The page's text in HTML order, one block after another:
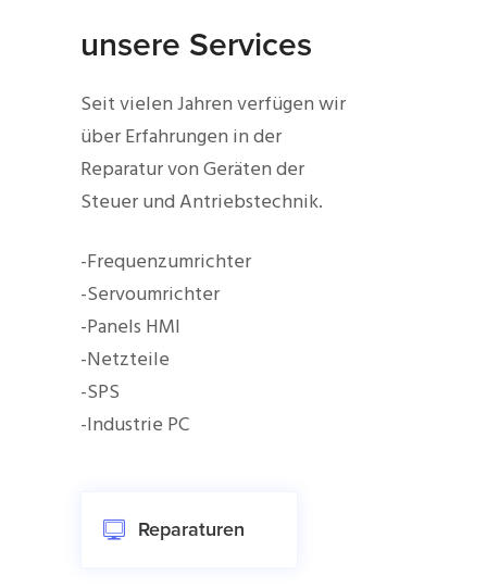
unsere Services
Seit vielen Jahren verfügen wir
über Erfahrungen in der
Reparatur von Geräten der
Steuer und Antriebstechnik.
-Frequenzumrichter
-Servoumrichter
-Panels HMI
-Netzteile
-SPS
-Industrie PC
Reparaturen